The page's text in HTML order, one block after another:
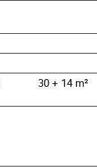
30 + 14 m²